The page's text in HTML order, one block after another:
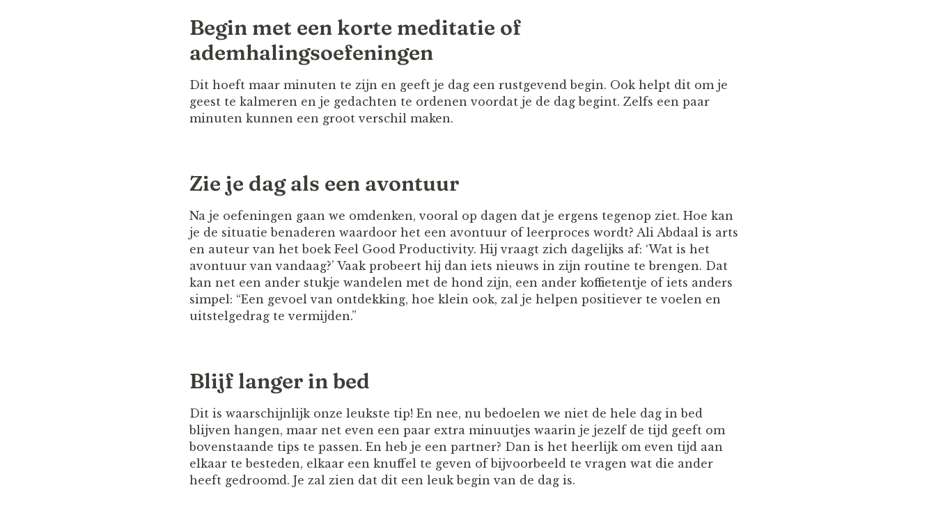
Begin met een korte meditatie of
ademhalingsoefeningen
Dit hoeft maar minuten te zijn en geeft je dag een rustgevend begin. Ook helpt dit om je
geest te kalmeren en je gedachten te ordenen voordat je de dag begint. Zelfs een paar
minuten kunnen een groot verschil maken.
Zie je dag als een avontuur
Na je oefeningen gaan we omdenken, vooral op dagen dat je ergens tegenop ziet. Hoe kan
je de situatie benaderen waardoor het een avontuur of leerproces wordt? Ali Abdaal is arts
en auteur van het boek Feel Good Productivity. Hij vraagt zich dagelijks af: ‘Wat is het
avontuur van vandaag?’ Vaak probeert hij dan iets nieuws in zijn routine te brengen. Dat
kan net een ander stukje wandelen met de hond zijn, een ander koffietentje of iets anders
simpel: “Een gevoel van ontdekking, hoe klein ook, zal je helpen positiever te voelen en
uitstelgedrag te vermijden.”
Blijf langer in bed
Dit is waarschijnlijk onze leukste tip! En nee, nu bedoelen we niet de hele dag in bed
blijven hangen, maar net even een paar extra minuutjes waarin je jezelf de tijd geeft om
bovenstaande tips te passen. En heb je een partner? Dan is het heerlijk om even tijd aan
elkaar te besteden, elkaar een knuffel te geven of bijvoorbeeld te vragen wat die ander
heeft gedroomd. Je zal zien dat dit een leuk begin van de dag is.